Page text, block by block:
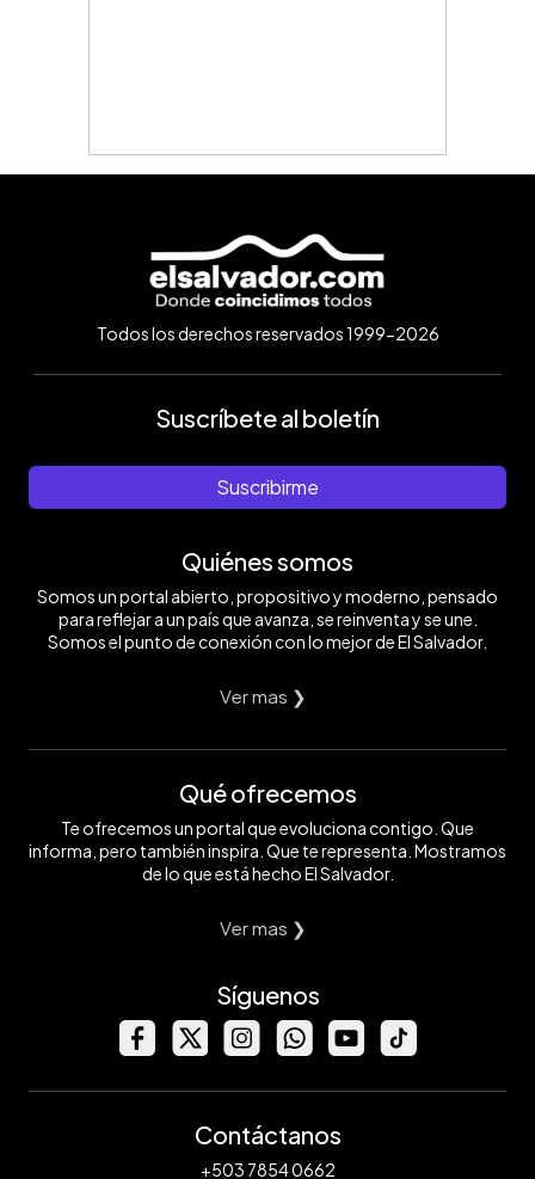
Todos los derechos reservados 1999-2026
Suscríbete al boletín
Suscribirme
Quiénes somos
Somos un portal abierto, propositivo y moderno, pensado
para reflejar a un país que avanza, se reinventa y se une.
Somos el punto de conexión con lo mejor de El Salvador.
Ver mas ❯
Qué ofrecemos
Te ofrecemos un portal que evoluciona contigo. Que
informa, pero también inspira. Que te representa. Mostramos
de lo que está hecho El Salvador.
Ver mas ❯
Síguenos
Contáctanos
+503 7854 0662